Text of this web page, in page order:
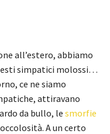
all’estero, abbiamo
simpatici molossi…
ce ne siamo
attiravano
da bullo, le smorfie
A un certo